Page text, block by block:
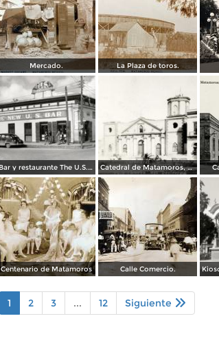
Mercado. La Plaza de toros.
Bar y restaurante The U.S. Bar Catedral de Matamoros, dañada por el huracán del 4 de septiembre de 1933
Centenario de Matamoros Calle Comercio.
1 2 3 ... 12 Siguiente